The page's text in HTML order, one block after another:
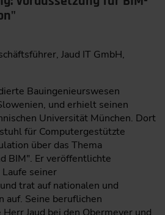
Jaud IT GmbH,
Bauingenieurswesen
und erhielt seinen
Universität München. Dort
für Computergestützte
über das Thema
BIM". Er veröffentlichte
seiner
trat auf nationalen und
auf. Seine beruflichen